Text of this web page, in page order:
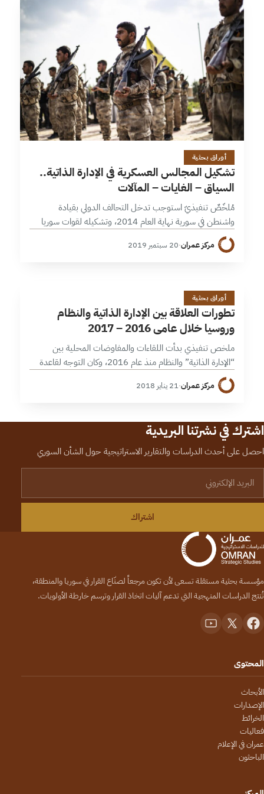
22 دقائق
أوراق بحثية
تشكيل المجالس العسكرية في الإدارة الذاتية..
السياق – الغايات – المآلات
مُلخّصٌ تنفيذيّ استوجب تدخل التحالف الدولي بقيادة
واشنطن في سورية نهاية العام 2014، وتشكيله لقوات سوريا
الديمقراطية، إحداث تغييرات في طبيعة ” وحدات حماية الشعب
” عماد قوات ” قسد…
مركز عمران·20 سبتمبر 2019
ت
33 دقائق
أوراق بحثية
تطورات العلاقة بين الإدارة الذاتية والنظام
وروسيا خلال عامي 2016 – 2017
ملخص تنفيذي بدأت اللقاءات والمفاوضات المحلية بين
“الإدارة الذاتية” والنظام منذ عام 2016، وكان التوجه لقاعدة
حميميم على مرحلتين، الأولى مرتبطة باتفاق وقف نار إثر
الاشتباكات العسكرية في مدينة الحسكة…
مركز عمران·21 يناير 2018
اشترك في نشرتنا البريدية
احصل على أحدث الدراسات والتقارير الاستراتيجية حول الشأن السوري
اشتراك
مؤسسة بحثية مستقلة تسعى لأن تكون مرجعاً لصنّاع القرار في سوريا والمنطقة،
تُنتج الدراسات المنهجية التي تدعم آليات اتخاذ القرار وترسم خارطة الأولويات.
المحتوى
الأبحاث
الإصدارات
الخرائط
فعاليات
عمران في الإعلام
الباحثون